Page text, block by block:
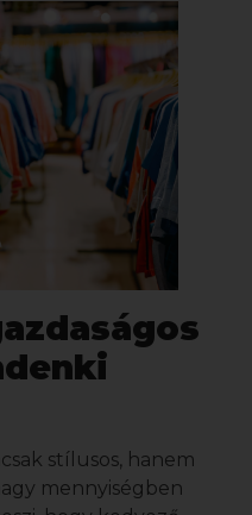
stílusos, hanem
mennyiségben